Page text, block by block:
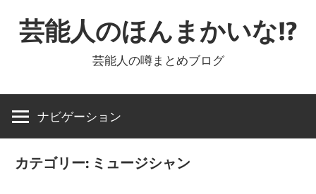
ツ
芸能人のほんまかいな!?
芸能人の噂まとめブログ
ナビゲーション
カテゴリー: ミュージシャン